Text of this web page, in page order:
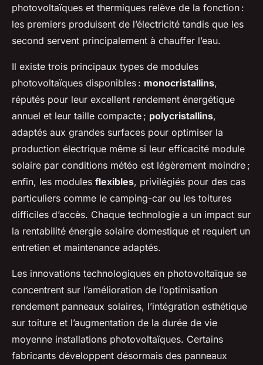
photovoltaïques et thermiques relève de la fonction :
les premiers produisent de l’électricité tandis que les
second servent principalement à chauffer l’eau.
Il existe trois principaux types de modules
photovoltaïques disponibles : monocristallins,
réputés pour leur excellent rendement énergétique
annuel et leur taille compacte ; polycristallins,
adaptés aux grandes surfaces pour optimiser la
production électrique même si leur efficacité module
solaire par conditions météo est légèrement moindre ;
enfin, les modules flexibles, privilégiés pour des cas
particuliers comme le camping-car ou les toitures
difficiles d’accès. Chaque technologie a un impact sur
la rentabilité énergie solaire domestique et requiert un
entretien et maintenance adaptés.
Les innovations technologiques en photovoltaïque se
concentrent sur l’amélioration de l’optimisation
rendement panneaux solaires, l’intégration esthétique
sur toiture et l’augmentation de la durée de vie
moyenne installations photovoltaïques. Certains
fabricants développent désormais des panneaux